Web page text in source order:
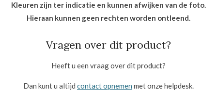
Kleuren zijn ter indicatie en kunnen afwijken van de foto.
Hieraan kunnen geen rechten worden ontleend.
Vragen over dit product?
Heeft u een vraag over dit product?
Dan kunt u altijd contact opnemen met onze helpdesk.